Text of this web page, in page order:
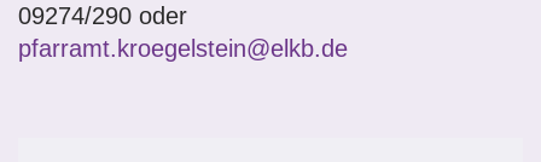
09274/290 oder
pfarramt.kroegelstein@elkb.de